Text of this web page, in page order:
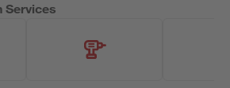
Services